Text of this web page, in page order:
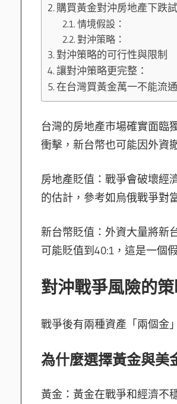
購買黃金對沖房地產下跌
情境假設：
對沖策略：
對沖策略的可行性與限制
讓對沖策略更完整：
在台灣買黃金萬一不能流
台灣的房地產市場確實面臨
衝擊，新台幣也可能因外資
房地產貶值：戰爭會破壞經
的估計，參考如烏俄戰爭對
新台幣貶值：外資大量將新
可能貶值到40:1，這是一個
對沖戰爭風險的
戰爭後有兩種資產「兩個金
為什麼選擇黃金與美
黃金：黃金在戰爭和經濟不